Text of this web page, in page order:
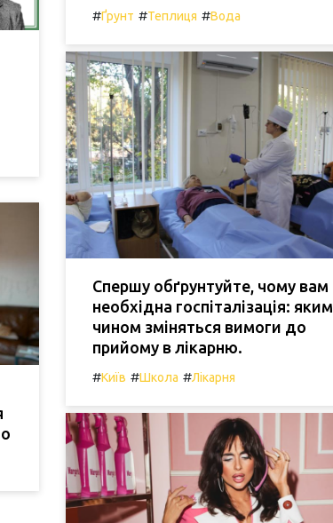
#Ґрунт #Теплиця #Вода
Спершу обґрунтуйте, чому вам
необхідна госпіталізація: яким
чином зміняться вимоги до
прийому в лікарню.
#Київ #Школа #Лікарня